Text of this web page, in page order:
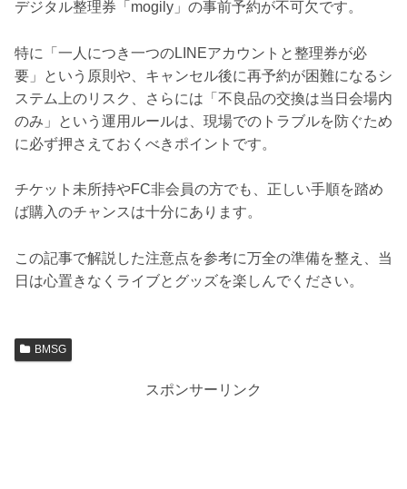
デジタル整理券「mogily」の事前予約が不可欠です。
特に「一人につき一つのLINEアカウントと整理券が必
要」という原則や、キャンセル後に再予約が困難になるシ
ステム上のリスク、さらには「不良品の交換は当日会場内
のみ」という運用ルールは、現場でのトラブルを防ぐため
に必ず押さえておくべきポイントです。
チケット未所持やFC非会員の方でも、正しい手順を踏め
ば購入のチャンスは十分にあります。
この記事で解説した注意点を参考に万全の準備を整え、当
日は心置きなくライブとグッズを楽しんでください。
BMSG
スポンサーリンク